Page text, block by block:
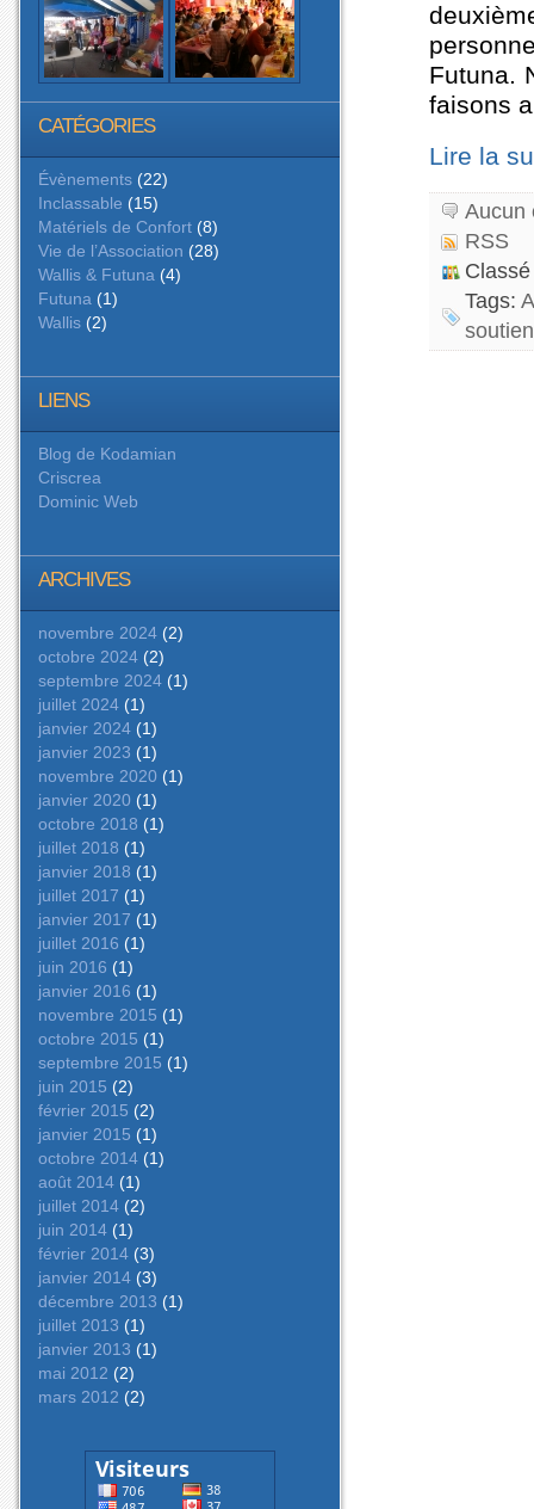
CATÉGORIES
Évènements (22)
Inclassable (15)
Matériels de Confort (8)
Vie de l’Association (28)
Wallis & Futuna (4)
Futuna (1)
Wallis (2)
LIENS
Blog de Kodamian
Criscrea
Dominic Web
ARCHIVES
novembre 2024 (2)
octobre 2024 (2)
septembre 2024 (1)
juillet 2024 (1)
janvier 2024 (1)
janvier 2023 (1)
novembre 2020 (1)
janvier 2020 (1)
octobre 2018 (1)
juillet 2018 (1)
janvier 2018 (1)
juillet 2017 (1)
janvier 2017 (1)
juillet 2016 (1)
juin 2016 (1)
janvier 2016 (1)
novembre 2015 (1)
octobre 2015 (1)
septembre 2015 (1)
juin 2015 (2)
février 2015 (2)
janvier 2015 (1)
octobre 2014 (1)
août 2014 (1)
juillet 2014 (2)
juin 2014 (1)
février 2014 (3)
janvier 2014 (3)
décembre 2013 (1)
juillet 2013 (1)
janvier 2013 (1)
mai 2012 (2)
mars 2012 (2)
Futuna.
faisons
Lire la
Aucun
RSS
Tags:
soutien